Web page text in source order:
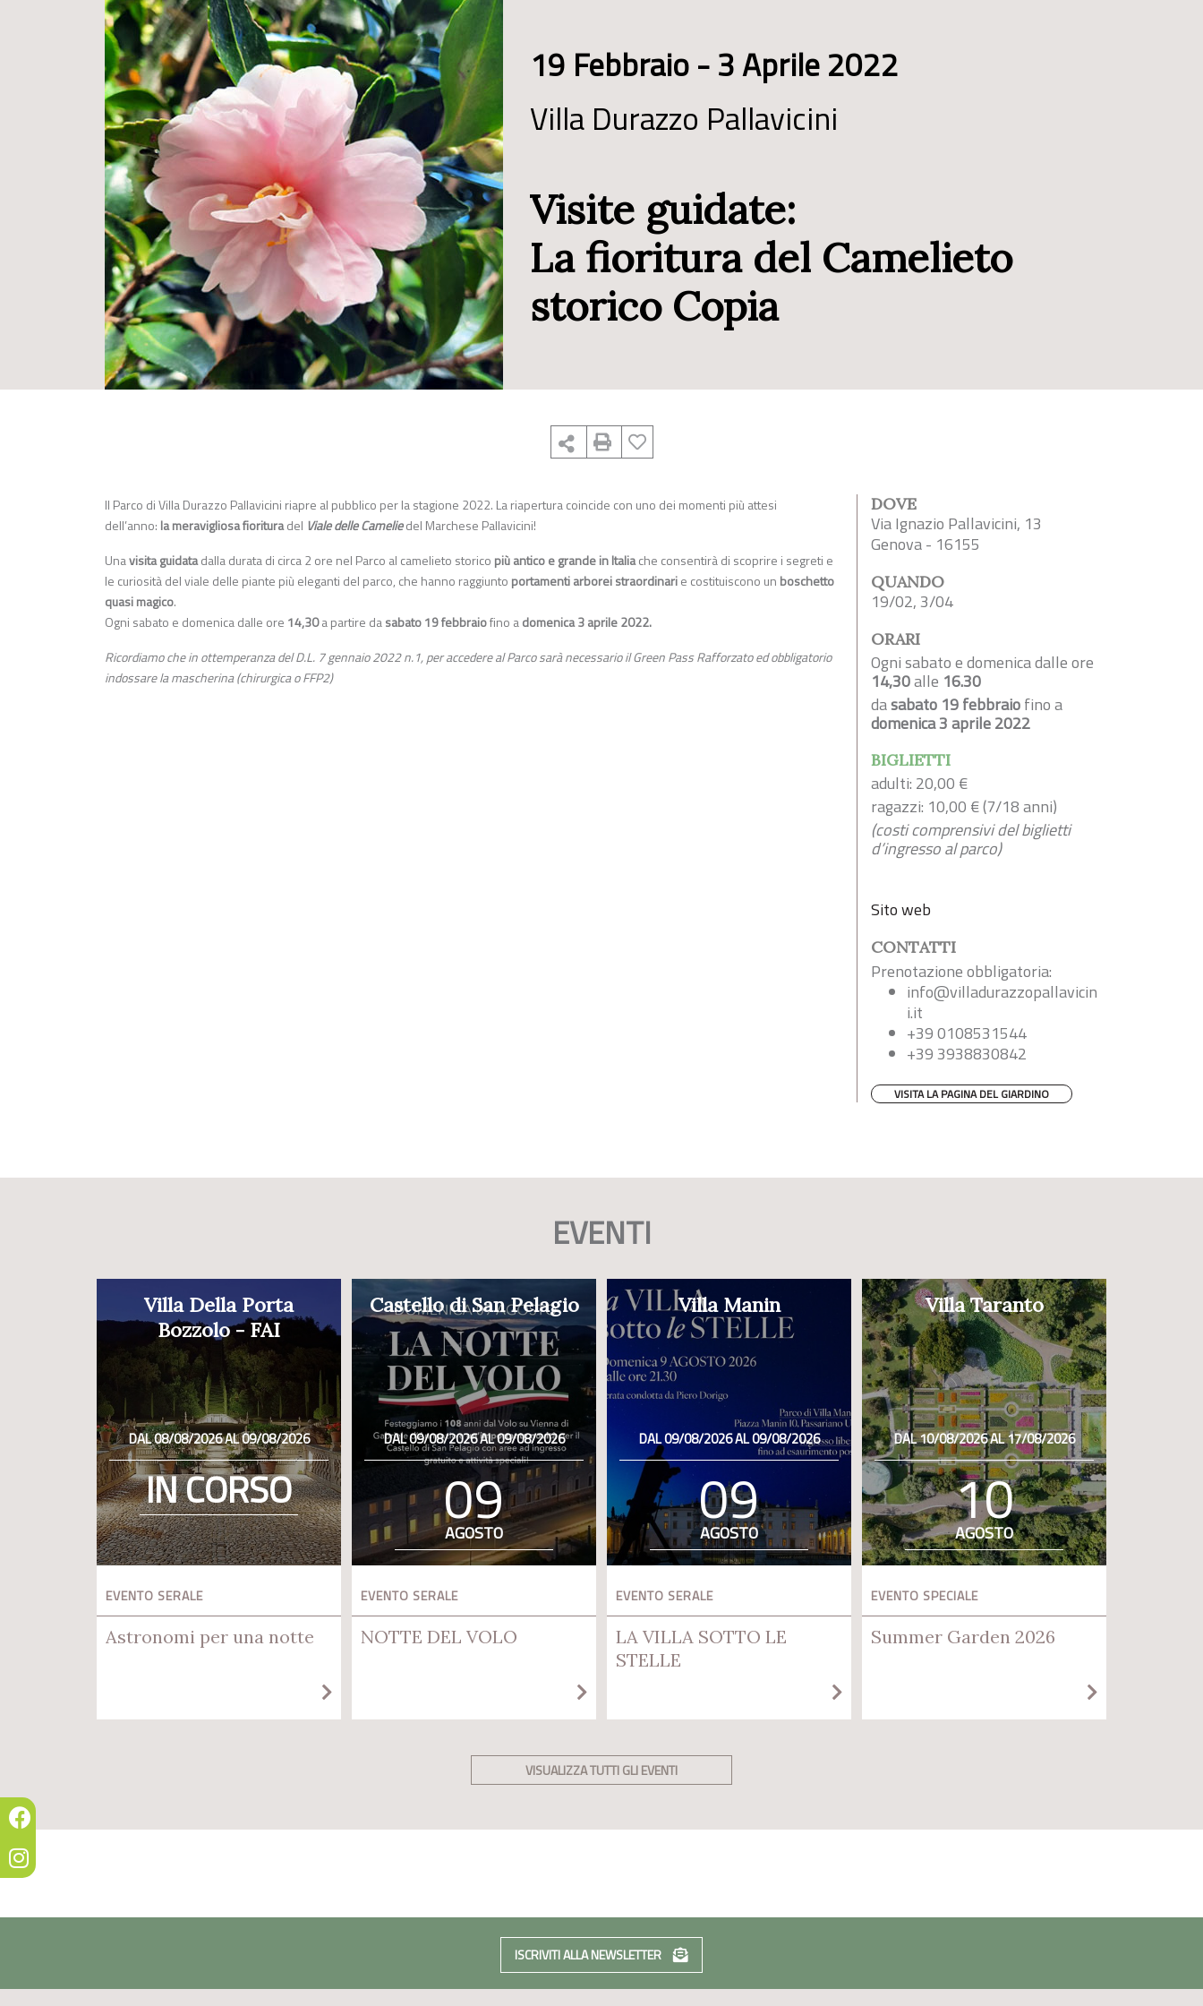
19 Febbraio - 3 Aprile 2022
Villa Durazzo Pallavicini
Visite guidate:
La fioritura del Camelieto
storico Copia
Il Parco di Villa Durazzo Pallavicini riapre al pubblico per la stagione 2022. La riapertura coincide con uno dei momenti più attesi
dell’anno: la meravigliosa fiorituradel Viale delle Cameliedel Marchese Pallavicini!
Unavisita guidatadalla durata di circa 2 ore nel Parco al camelieto storico più antico e grande in Italiache consentirà di scoprire i segreti e
le curiosità del viale delle piante più eleganti del parco, che hanno raggiunto portamenti arborei straordinarie costituiscono un boschetto
quasi magico.
Ogni sabato e domenica dalle ore 14,30a partire dasabato 19 febbraiofino adomenica 3 aprile 2022.
Ricordiamo che in ottemperanza del D.L. 7 gennaio 2022 n.1, per accedere al Parco sarà necessario il Green Pass Rafforzato ed obbligatorio
indossare la mascherina (chirurgica o FFP2)
DOVE
Via Ignazio Pallavicini, 13
Genova - 16155
QUANDO
19/02, 3/04
ORARI
Ogni sabato e domenica dalle ore
14,30alle 16.30
dasabato 19 febbraiofino a
domenica 3 aprile 2022
BIGLIETTI
adulti: 20,00 €
ragazzi: 10,00 € (7/18 anni)
(costi comprensivi del biglietti
d’ingresso al parco)
Sito web
CONTATTI
Prenotazione obbligatoria:
info@villadurazzopallavicin
i.it
+39 0108531544
+39 3938830842
VISITA LA PAGINA DEL GIARDINO
EVENTI
Villa Della Porta
Bozzolo - FAI
DAL 08/08/2026 AL 09/08/2026
IN CORSO
EVENTO SERALE
Astronomi per una notte
Castello di San Pelagio
DAL 09/08/2026 AL 09/08/2026
09
AGOSTO
EVENTO SERALE
NOTTE DEL VOLO
Villa Manin
DAL 09/08/2026 AL 09/08/2026
09
AGOSTO
EVENTO SERALE
LA VILLA SOTTO LE
STELLE
Villa Taranto
DAL 10/08/2026 AL 17/08/2026
10
AGOSTO
EVENTO SPECIALE
Summer Garden 2026
VISUALIZZA TUTTI GLI EVENTI
ISCRIVITI ALLA NEWSLETTER